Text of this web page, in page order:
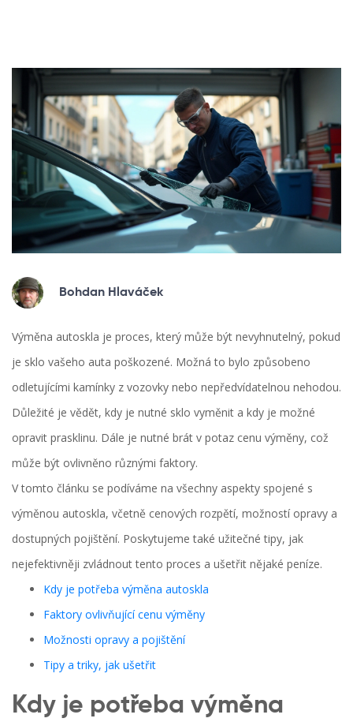
Bohdan Hlaváček
Výměna autoskla je proces, který může být nevyhnutelný, pokud
je sklo vašeho auta poškozené. Možná to bylo způsobeno
odletujícími kamínky z vozovky nebo nepředvídatelnou nehodou.
Důležité je vědět, kdy je nutné sklo vyměnit a kdy je možné
opravit prasklinu. Dále je nutné brát v potaz cenu výměny, což
může být ovlivněno různými faktory.
V tomto článku se podíváme na všechny aspekty spojené s
výměnou autoskla, včetně cenových rozpětí, možností opravy a
dostupných pojištění. Poskytujeme také užitečné tipy, jak
nejefektivněji zvládnout tento proces a ušetřit nějaké peníze.
Kdy je potřeba výměna autoskla
Faktory ovlivňující cenu výměny
Možnosti opravy a pojištění
Tipy a triky, jak ušetřit
Kdy je potřeba výměna